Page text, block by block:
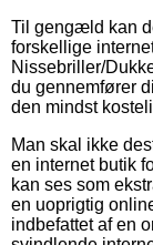
Til gengæld kan
forskellige
Nissebriller/
du gennemfører
den mindst
Man skal ikke
en internet butik
kan ses som
en uoprigtig
indbefattet af en